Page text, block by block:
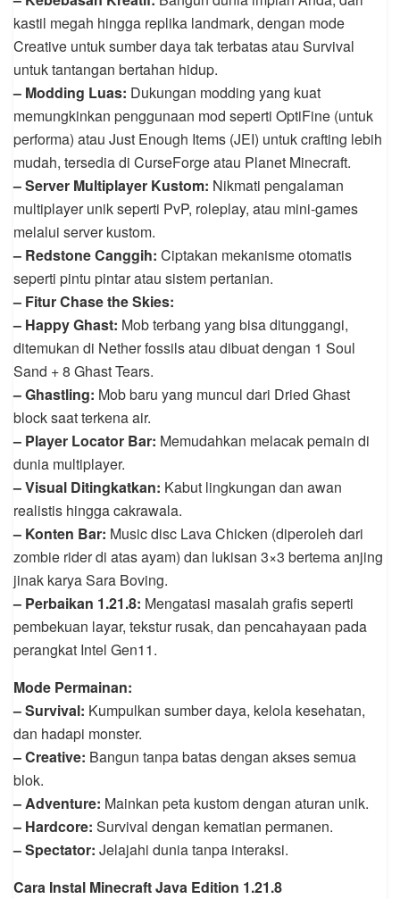
kastil megah hingga replika landmark, dengan mode
Creative untuk sumber daya tak terbatas atau Survival
untuk tantangan bertahan hidup.
– Modding Luas: Dukungan modding yang kuat
memungkinkan penggunaan mod seperti OptiFine (untuk
performa) atau Just Enough Items (JEI) untuk crafting lebih
mudah, tersedia di CurseForge atau Planet Minecraft.
– Server Multiplayer Kustom: Nikmati pengalaman
multiplayer unik seperti PvP, roleplay, atau mini-games
melalui server kustom.
– Redstone Canggih: Ciptakan mekanisme otomatis
seperti pintu pintar atau sistem pertanian.
– Fitur Chase the Skies:
– Happy Ghast: Mob terbang yang bisa ditunggangi,
ditemukan di Nether fossils atau dibuat dengan 1 Soul
Sand + 8 Ghast Tears.
– Ghastling: Mob baru yang muncul dari Dried Ghast
block saat terkena air.
– Player Locator Bar: Memudahkan melacak pemain di
dunia multiplayer.
– Visual Ditingkatkan: Kabut lingkungan dan awan
realistis hingga cakrawala.
– Konten Bar: Music disc Lava Chicken (diperoleh dari
zombie rider di atas ayam) dan lukisan 3×3 bertema anjing
jinak karya Sara Boving.
– Perbaikan 1.21.8: Mengatasi masalah grafis seperti
pembekuan layar, tekstur rusak, dan pencahayaan pada
perangkat Intel Gen11.
Mode Permainan:
– Survival: Kumpulkan sumber daya, kelola kesehatan,
dan hadapi monster.
– Creative: Bangun tanpa batas dengan akses semua
blok.
– Adventure: Mainkan peta kustom dengan aturan unik.
– Hardcore: Survival dengan kematian permanen.
– Spectator: Jelajahi dunia tanpa interaksi.
Cara Instal Minecraft Java Edition 1.21.8